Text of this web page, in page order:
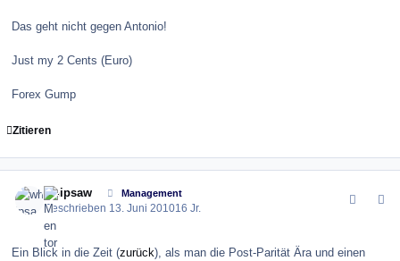
Das geht nicht gegen Antonio!
Just my 2 Cents (Euro)
Forex Gump
Zitieren
whipsaw Management
Geschrieben 13. Juni 201016 Jr.
Ein Blick in die Zeit (zurück), als man die Post-Parität Ära und einen